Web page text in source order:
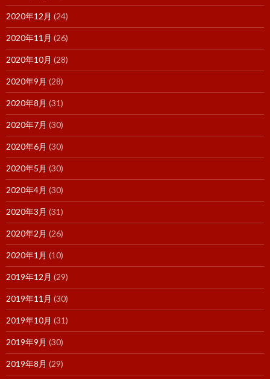
2020年12月 (24)
2020年11月 (26)
2020年10月 (28)
2020年9月 (28)
2020年8月 (31)
2020年7月 (30)
2020年6月 (30)
2020年5月 (30)
2020年4月 (30)
2020年3月 (31)
2020年2月 (26)
2020年1月 (10)
2019年12月 (29)
2019年11月 (30)
2019年10月 (31)
2019年9月 (30)
2019年8月 (29)